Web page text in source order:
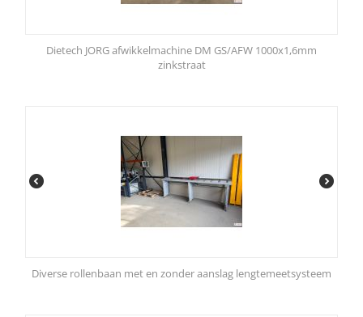
Dietech JORG afwikkelmachine DM GS/AFW 1000x1,6mm
zinkstraat
Diverse rollenbaan met en zonder aanslag lengtemeetsysteem